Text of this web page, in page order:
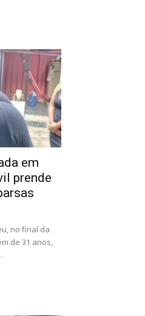
em
prende
no final da
de 31 anos,